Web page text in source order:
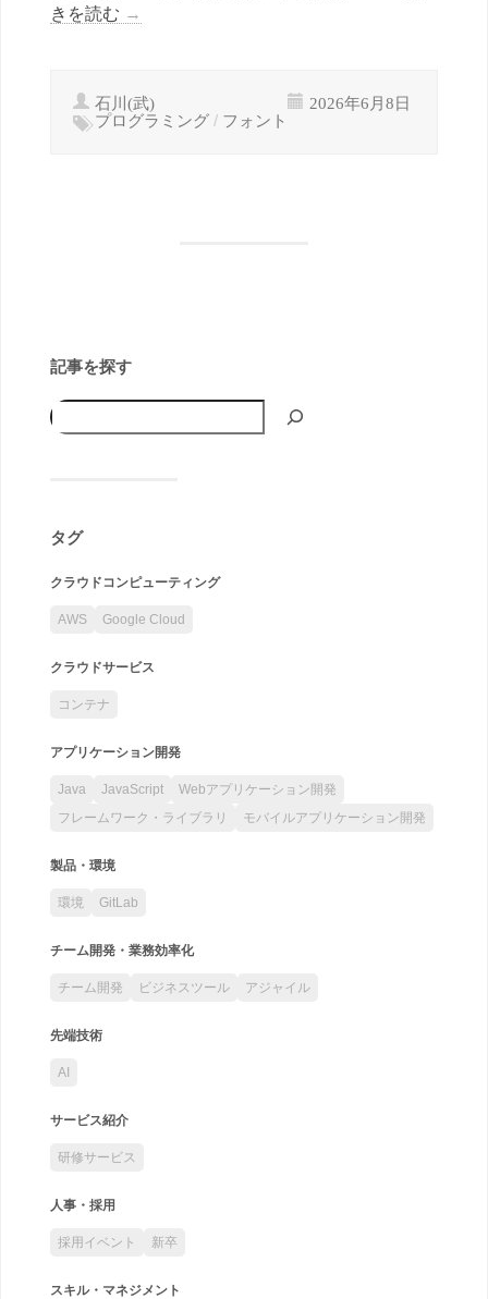
きを読む →
石川(武) 2026年6月8日
プログラミング / フォント
記事を探す
タグ
クラウドコンピューティング
AWS Google Cloud
クラウドサービス
コンテナ
アプリケーション開発
Java JavaScript
Webアプリケーション開発
フレームワーク・ライブラリ
モバイルアプリケーション開発
製品・環境
環境 GitLab
チーム開発・業務効率化
チーム開発 ビジネスツール アジャイル
先端技術
AI
サービス紹介
研修サービス
人事・採用
採用イベント 新卒
スキル・マネジメント